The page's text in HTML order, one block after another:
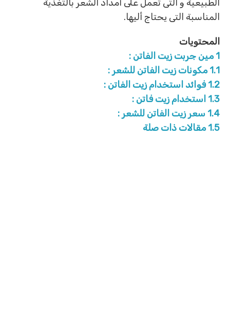
الطبيعية و التى تعمل على أمداد الشعر بالتغذية
المناسبة التى يحتاج أليها.
المحتويات
1 مين جربت زيت الفاتن :
1.1 مكونات زيت الفاتن للشعر :
1.2 فوائد استخدام زيت الفاتن :
1.3 استخدام زيت فاتن :
1.4 سعر زيت الفاتن للشعر :
1.5 مقالات ذات صلة